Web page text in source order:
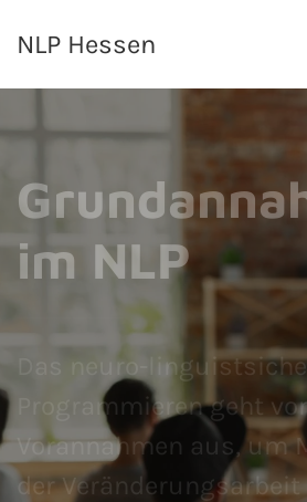
NLP Hessen
im NLP
Das neuro-linguistsiche
Programmieren geht
Vorannahmen aus, um
der Veränderungsarbeit